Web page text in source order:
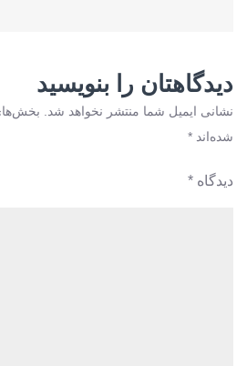
دیدگاهتان را بنویسید
نشانی ایمیل شما منتشر نخواهد شد.
شده‌اند *
دیدگاه *